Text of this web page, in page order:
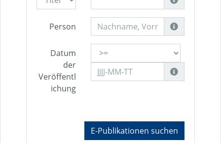
Person
Datum
der
Veröffentl
ichung
E-Publikationen suchen